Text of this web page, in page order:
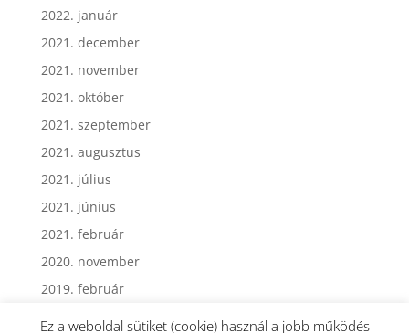
2022. január
2021. december
2021. november
2021. október
2021. szeptember
2021. augusztus
2021. július
2021. június
2021. február
2020. november
2019. február
Ez a weboldal sütiket (cookie) használ a jobb működés